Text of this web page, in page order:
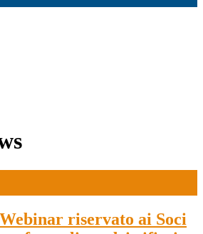
riservato ai Soci